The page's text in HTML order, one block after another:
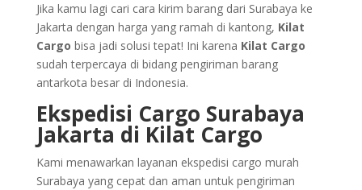
Jika kamu lagi cari cara kirim barang dari Surabaya ke
Jakarta dengan harga yang ramah di kantong, Kilat
Cargo bisa jadi solusi tepat! Ini karena Kilat Cargo
sudah terpercaya di bidang pengiriman barang
antarkota besar di Indonesia.
Ekspedisi Cargo Surabaya
Jakarta di Kilat Cargo
Kami menawarkan layanan ekspedisi cargo murah
Surabaya yang cepat dan aman untuk pengiriman